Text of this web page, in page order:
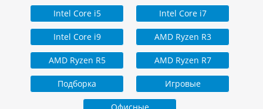
Intel Core i5 Intel Core i7
Intel Core i9 AMD Ryzen R3
AMD Ryzen R5 AMD Ryzen R7
Подборка Игровые
Офисные